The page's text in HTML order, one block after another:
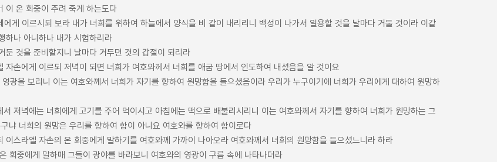
이 온 회중이 주려 죽게 하는도다
게 이르시되 보라 내가 너희를 위하여 하늘에서 양식을 비 같이 내리리니 백성이 나가서 일용할 것을 날마다 거둘 것이라 이같
하나 아니하나 내가 시험하리라
둔 것을 준비할지니 날마다 거두던 것의 갑절이 되리라
자손에게 이르되 저녁이 되면 너희가 여호와께서 너희를 애굽 땅에서 인도하여 내셨음을 알 것이요
광을 보리니 이는 여호와께서 너희가 자기를 향하여 원망함을 들으셨음이라 우리가 누구이기에 너희가 우리에게 대하여 원망하
저녁에는 너희에게 고기를 주어 먹이시고 아침에는 떡으로 배불리시리니 이는 여호와께서 자기를 향하여 너희가 원망하는 그
냐 너희의 원망은 우리를 향하여 함이 아니요 여호와를 향하여 함이로다
이스라엘 자손의 온 회중에게 말하기를 여호와께 가까이 나아오라 여호와께서 너희의 원망함을 들으셨느니라 하라
회중에게 말하매 그들이 광야를 바라보니 여호와의 영광이 구름 속에 나타나더라